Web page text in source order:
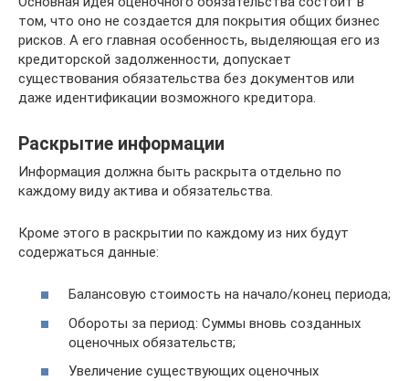
том, что оно не создается для покрытия общих бизнес
рисков. А его главная особенность, выделяющая его из
кредиторской задолженности, допускает
существования обязательства без документов или
даже идентификации возможного кредитора.
Раскрытие информации
Информация должна быть раскрыта отдельно по
каждому виду актива и обязательства.
Кроме этого в раскрытии по каждому из них будут
содержаться данные:
Балансовую стоимость на начало/конец периода;
Обороты за период: Суммы вновь созданных
оценочных обязательств;
Увеличение существующих оценочных